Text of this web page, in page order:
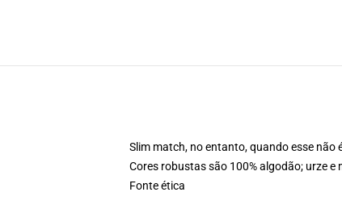
Slim match, no entanto, quando esse não
Cores robustas são 100% algodão; urze
Fonte ética